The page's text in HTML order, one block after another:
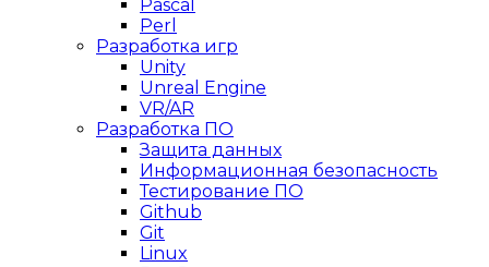
Pascal
Perl
Разработка игр
Unity
Unreal Engine
VR/AR
Разработка ПО
Защита данных
Информационная безопасность
Тестирование ПО
Github
Git
Linux